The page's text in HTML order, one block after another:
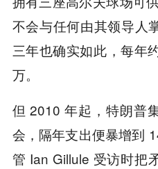
不会与任何由其领导人
三年也确实如此，每年
万。
但 2010 年起，特朗普
会，隔年支出便暴增到
管 Ian Gillule 受访时把